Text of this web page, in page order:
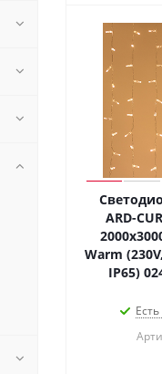
ARD-
Warm
IP65)